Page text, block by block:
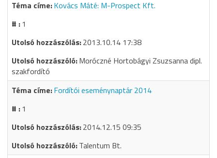
Kovács Máté: M-Prospect Kft.
1
2013.10.14 17:38
Moróczné Hortobágyi Zsuzsanna dipl.
szakfordító
Fordítói eseménynaptár 2014
1
2014.12.15 09:35
Talentum Bt.